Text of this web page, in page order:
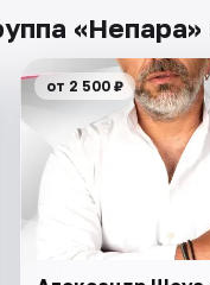
«Непара»
от 2 500 ₽